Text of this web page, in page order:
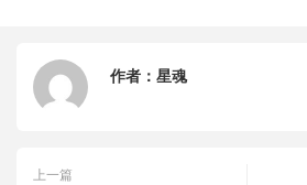
作者： 星魂
上一篇